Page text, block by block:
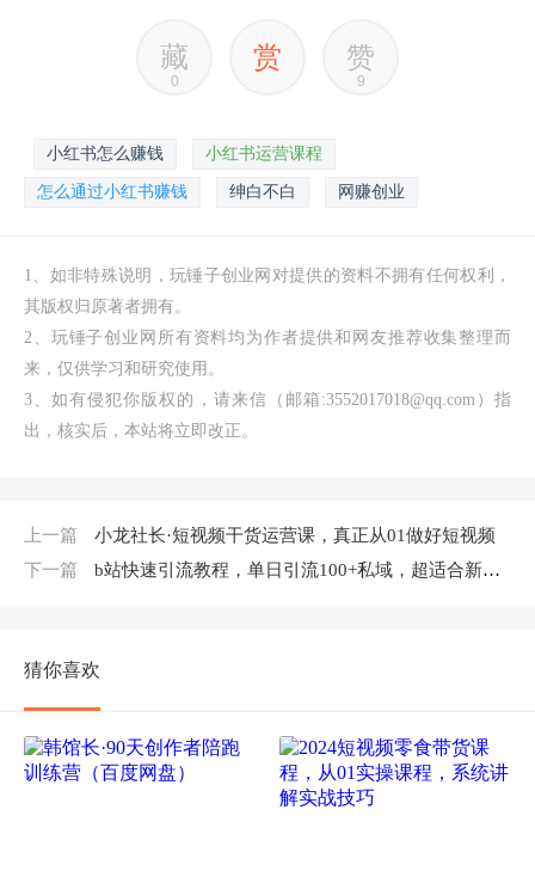
藏
0
赏 赞
9
小红书怎么赚钱 小红书运营课程
怎么通过小红书赚钱 绅白不白 网赚创业
1、如非特殊说明，玩锤子创业网对提供的资料不拥有任何权利，
其版权归原著者拥有。
2、玩锤子创业网所有资料均为作者提供和网友推荐收集整理而
来，仅供学习和研究使用。
3、如有侵犯你版权的，请来信（邮箱:3552017018@qq.com）指
出，核实后，本站将立即改正。
上一篇
小龙社长·短视频干货运营课，真正从01做好短视频
下一篇
b站快速引流教程，单日引流100+私域，超适合新手小白
猜你喜欢